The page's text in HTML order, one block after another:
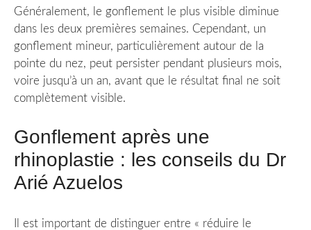
Généralement, le gonflement le plus visible diminue
dans les deux premières semaines. Cependant, un
gonflement mineur, particulièrement autour de la
pointe du nez, peut persister pendant plusieurs mois,
voire jusqu’à un an, avant que le résultat final ne soit
complètement visible.
Gonflement après une
rhinoplastie : les conseils du Dr
Arié Azuelos
Il est important de distinguer entre « réduire le